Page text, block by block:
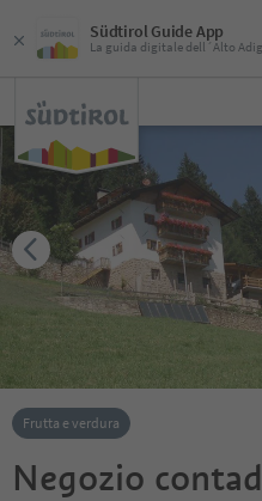
Südtirol Guide App
La guida digitale dell´Alto
Frutta e verdura
Negozio